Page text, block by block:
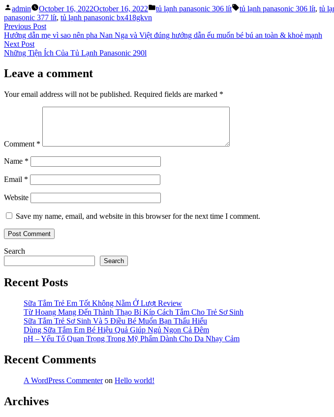
Posted
by
admin October 16, 2022October 16, 2022
Posted
tủ lạnh panasonic 306 lít Tags:
tủ lạnh panasonic 306 lít, tủ
panasonic 377 lít, tủ lạnh panasonic bx418gkvn
Post
navigation
Previous PostPrevious
post:
Hướng dẫn mẹ vì sao nên pha Nan Nga và Việt đúng hướng dẫn ếu muốn bé bú an toàn & khoẻ mạnh
Next PostNext
post:
Những Tiện Ích Của Tủ Lạnh Panasonic 290l
Leave a comment
Your email address will not be published. Required fields are marked *
Comment *
Name *
Email *
Website
Save my name, email, and website in this browser for the next time I comment.
Search
Search
Recent Posts
Sữa Tắm Trẻ Em Tốt Không Nằm Ở Lượt Review
Từ Hoang Mang Đến Thành Thạo Bí Kíp Cách Tắm Cho Trẻ Sơ Sinh
Sữa Tắm Trẻ Sơ Sinh Và 5 Điều Bé Muốn Bạn Thấu Hiểu
Dùng Sữa Tắm Em Bé Hiệu Quả Giúp Ngủ Ngon Cả Đêm
pH – Yếu Tố Quan Trọng Trong Mỹ Phẩm Dành Cho Da Nhạy Cảm
Recent Comments
A WordPress Commenteron Hello world!
Archives